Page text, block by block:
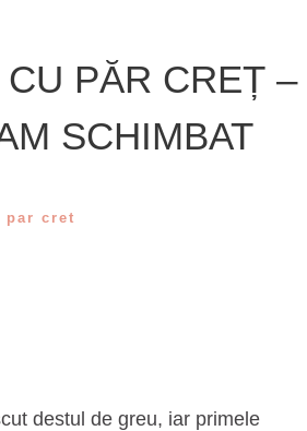
PĂR CREȚ –
SCHIMBAT
cret
destul de greu, iar primele